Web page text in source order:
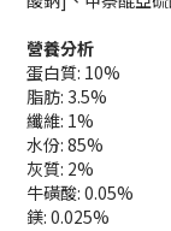
營養分析
蛋白質: 10%
脂肪: 3.5%
纖維: 1%
水份: 85%
灰質: 2%
牛磺酸: 0.05%
鎂: 0.025%